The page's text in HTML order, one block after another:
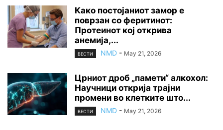
Како постојаниот замор е
поврзан со феритинот:
Протеинот кој открива
анемија,...
ВЕСТИ NMD - May 21, 2026
Црниот дроб „памети“ алкохол:
Научници открија трајни
промени во клетките што...
ВЕСТИ NMD - May 21, 2026